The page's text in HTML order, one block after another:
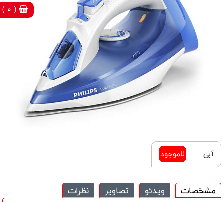
( 0 )
آبی ناموجود
مشخصات ویدئو تصاویر نظرات